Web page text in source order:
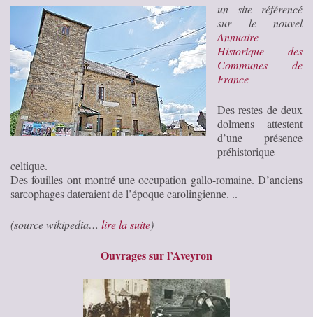
un site référencé
sur le nouvel
Annuaire
Historique des
Communes de
France
Des restes de deux
dolmens attestent
d’une présence
préhistorique
celtique.
Des fouilles ont montré une occupation gallo-romaine. D’anciens
sarcophages dateraient de l’époque carolingienne. ..
(source wikipedia… lire la suite)
Ouvrages sur l’Aveyron